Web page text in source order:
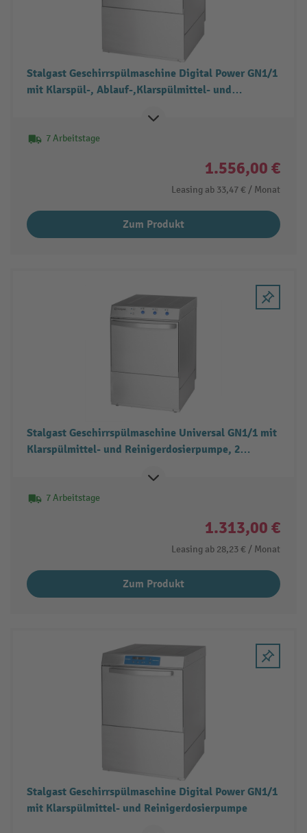
Stalgast Geschirrspülmaschine Digital Power GN1/1
mit Klarspül-, Ablauf-,Klarspülmittel- und
7 Arbeitstage
1.556,00 €
Leasing ab 33,47 € / Monat
Zum Produkt
Stalgast Geschirrspülmaschine Universal GN1/1 mit
Klarspülmittel- und Reinigerdosierpumpe, 2
7 Arbeitstage
1.313,00 €
Leasing ab 28,23 € / Monat
Zum Produkt
Stalgast Geschirrspülmaschine Digital Power GN1/1
mit Klarspülmittel- und Reinigerdosierpumpe